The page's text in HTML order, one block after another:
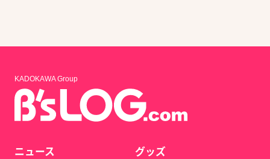
KADOKAWA Group
ニュース
グッズ